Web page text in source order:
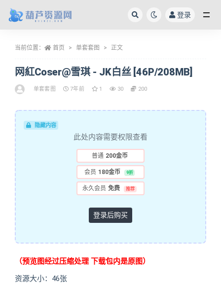
登录
当前位置： 首页 单套套图 正文
网紅Coser@雪琪 - JK白丝 [46P/208MB]
单套套图 7年前 1 30 200
隐藏内容
此处内容需要权限查看
普通 200金币
会员 180金币 9折
永久会员 免费 推荐
登录后购买
（预览图经过压缩处理 下载包内是原图）
资源大小：46张